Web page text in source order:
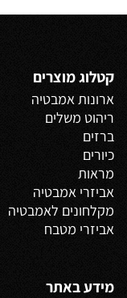
קטלוג מוצרים
ארונות אמבטיה
ריהוט משלים
ברזים
כיורים
מראות
אביזרי אמבטיה
מקלחונים לאמבטיה
אביזרי מטבח
מידע באתר